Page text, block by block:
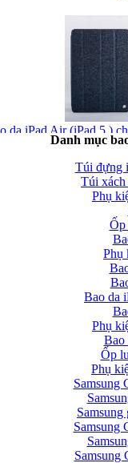
da iPad Air (iPad 5 )
da iPad Air chính hãng
da iPad Air cao cấp
Danh mục
Túi đựng
Túi xách
Phụ
Ốp
Phụ
Bao da
Phụ
Bao
Ốp
Phụ
Samsung
Samsung
Samsung